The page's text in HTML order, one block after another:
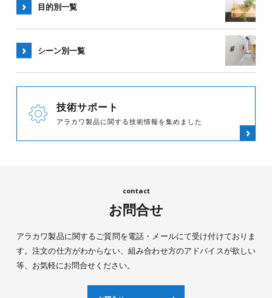
目的別一覧
シーン別一覧
技術サポート
アラカワ製品に関する技術情報を集めました
お問合せ
アラカワ製品に関するご質問を電話・メールにて受け付けておりま
す。注文の仕方がわからない、組み合わせ方のアドバイスが欲しい
等、お気軽にお問合せください。